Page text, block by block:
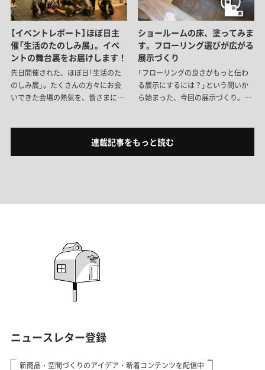
【イベントレポート】ほぼ日主
催「生活のたのしみ展」。イベ
ントの舞台裏をお届けします！
先日開催された、ほぼ日「生活のた
のしみ展」。たくさんの方々にお会
いできた会場の熱気を、皆さまにも
でいただけるよう、イベントの舞台
ショールームの床、塗ってみま
す。フローリング選びが広がる
展示づくり
「フローリングの良さがもっと伝わ
る展示にするには？」という問いか
ら始まった、今回の展示づくり。色
す。
連載記事をもっと読む